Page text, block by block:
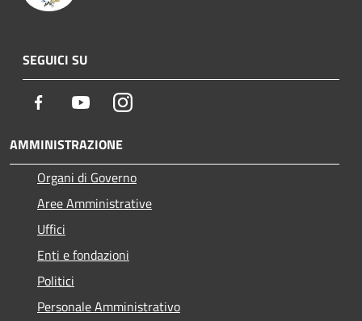
SEGUICI SU
Facebook YoutubeInstagram
AMMINISTRAZIONE
Organi di Governo
Aree Amministrative
Uffici
Enti e fondazioni
Politici
Personale Amministrativo